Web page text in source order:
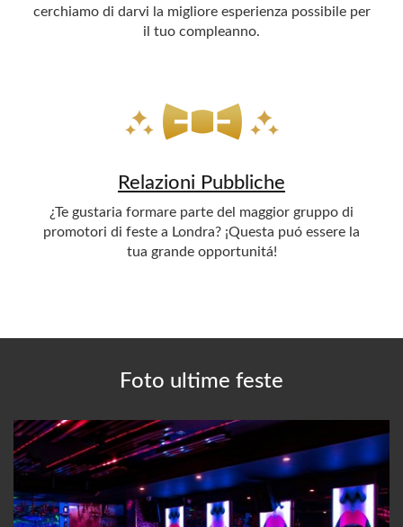
cerchiamo di darvi la migliore esperienza possibile per
il tuo compleanno.
Relazioni Pubbliche
¿Te gustaria formare parte del maggior gruppo di
promotori di feste a Londra? ¡Questa puó essere la
tua grande opportunitá!
Foto ultime feste